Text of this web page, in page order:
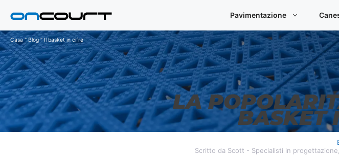
Pavimentazione
Casa"Blog"Il basket in cifre
LA
BASKET
Scritto da Scott - Specialisti in